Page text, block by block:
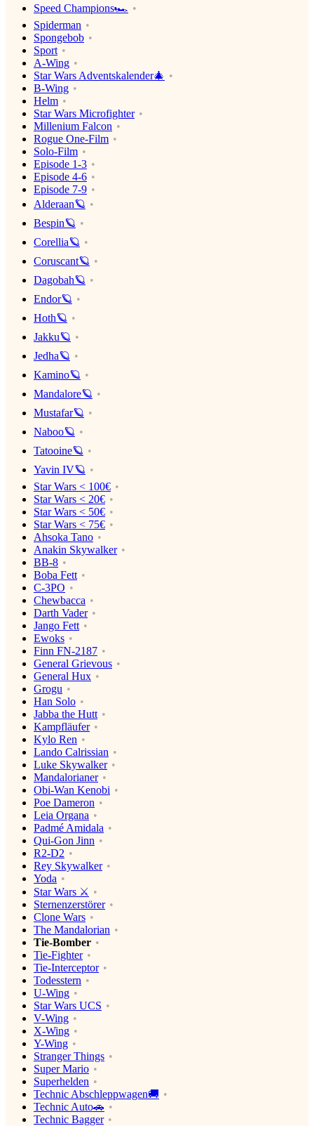
Speed Champions🏎
Spiderman
Spongebob
Sport
A-Wing
Star Wars Adventskalender🎄
B-Wing
Helm
Star Wars Microfighter
Millenium Falcon
Rogue One-Film
Solo-Film
Episode 1-3
Episode 4-6
Episode 7-9
Alderaan🪐
Bespin🪐
Corellia🪐
Coruscant🪐
Dagobah🪐
Endor🪐
Hoth🪐
Jakku🪐
Jedha🪐
Kamino🪐
Mandalore🪐
Mustafar🪐
Naboo🪐
Tatooine🪐
Yavin IV🪐
Star Wars < 100€
Star Wars < 20€
Star Wars < 50€
Star Wars < 75€
Ahsoka Tano
Anakin Skywalker
BB-8
Boba Fett
C-3PO
Chewbacca
Darth Vader
Jango Fett
Ewoks
Finn FN-2187
General Grievous
General Hux
Grogu
Han Solo
Jabba the Hutt
Kampfläufer
Kylo Ren
Lando Calrissian
Luke Skywalker
Mandalorianer
Obi-Wan Kenobi
Poe Dameron
Leia Organa
Padmé Amidala
Qui-Gon Jinn
R2-D2
Rey Skywalker
Yoda
Star Wars ⚔️
Sternenzerstörer
Clone Wars
The Mandalorian
Tie-Bomber
Tie-Fighter
Tie-Interceptor
Todesstern
U-Wing
Star Wars UCS
V-Wing
X-Wing
Y-Wing
Stranger Things
Super Mario
Superhelden
Technic Abschleppwagen🚚
Technic Auto🚗
Technic Bagger